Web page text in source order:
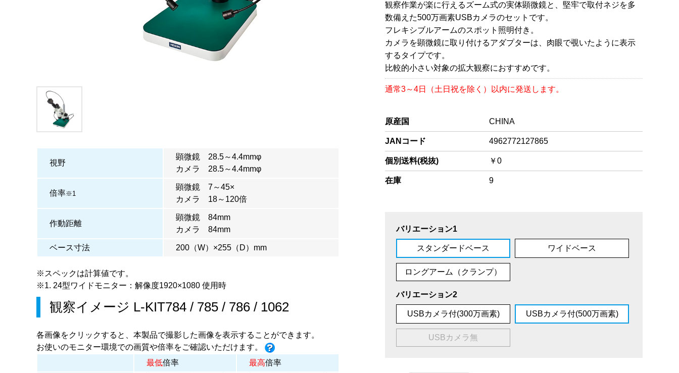
視野
顕微鏡 28.5～4.4mmφ
カメラ 28.5～4.4mmφ
倍率※1
顕微鏡 7～45×
カメラ 18～120倍
作動距離
顕微鏡 84mm
カメラ 84mm
ベース寸法 200（W）×255（D）mm
※スペックは計算値です。
※1. 24型ワイドモニター：解像度1920×1080 使用時
観察イメージ L-KIT784 / 785 / 786 / 1062
各画像をクリックすると、本製品で撮影した画像を表示することができます。
お使いのモニター環境での画質や倍率をご確認いただけます。
最低倍率 最高倍率
観察作業が楽に行えるズーム式の実体顕微鏡と、堅牢で取付ネジを多
数備えた500万画素USBカメラのセットです。
フレキシブルアームのスポット照明付き。
カメラを顕微鏡に取り付けるアダプターは、肉眼で覗いたように表示
するタイプです。
比較的小さい対象の拡大観察におすすめです。
通常3～4日（土日祝を除く）以内に発送します。
原産国 CHINA
JANコード 4962772127865
個別送料(税抜) ￥0
在庫 9
バリエーション1
スタンダードベース ワイドベース
ロングアーム（クランプ）
バリエーション2
USBカメラ付(300万画素) USBカメラ付(500万画素)
USBカメラ無